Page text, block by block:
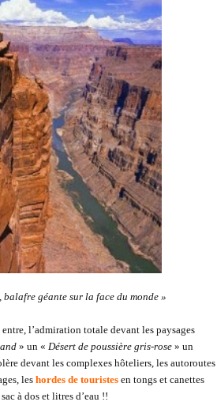
balafre géante sur la face du monde »
l’admiration totale devant les paysages
» un « Désert de poussière gris-rose » un
devant les complexes hôteliers, les autoroutes
les hordes de touristes en tongs et canettes
à dos et litres d’eau !!